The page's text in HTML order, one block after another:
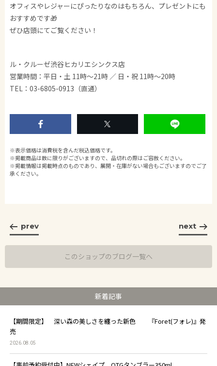
オフィスやレジャーにぴったりなのはもちろん、プレゼントにも
おすすめです🎁
ぜひ店頭にてご覧ください！
ル・クルーゼ渋谷ヒカリエシンクス店
営業時間：平日・土 11時～21時 ／ 日・祝 11時～20時
TEL：03-6805-0913（直通）
※表示価格は消費税を含んだ税込価格です。
※掲載商品は数に限りがございますので、品切れの際はご容赦ください。
※掲載情報は掲載時点のものであり、展開・在庫がない場合もございますのでご了
承ください。
prev next
このショップのブログ一覧へ
新着記事
【期間限定】 深い森の美しさを纏った新色 『Foret(フォレ)』発
売
2026.08.05